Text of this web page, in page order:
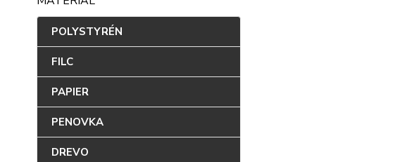
POLYSTYRÉN
FILC
PAPIER
PENOVKA
DREVO